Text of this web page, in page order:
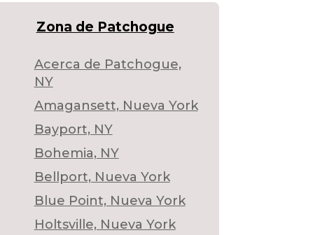
Zona de Patchogue
Acerca de Patchogue,
NY
Amagansett, Nueva York
Bayport, NY
Bohemia, NY
Bellport, Nueva York
Blue Point, Nueva York
Holtsville, Nueva York